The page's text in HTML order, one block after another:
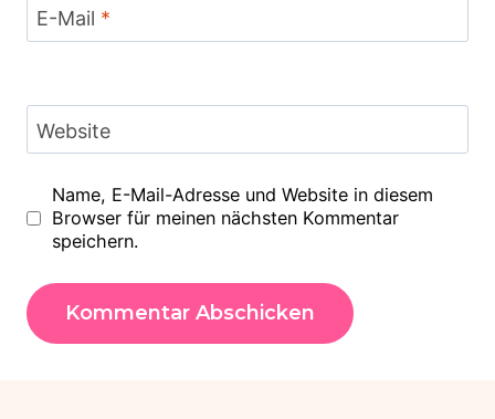
E-Mail *
Website
Name, E-Mail-Adresse und Website in diesem
Browser für meinen nächsten Kommentar
speichern.